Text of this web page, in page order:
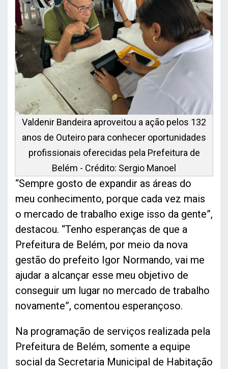
Valdenir Bandeira aproveitou a ação pelos 132
anos de Outeiro para conhecer oportunidades
profissionais oferecidas pela Prefeitura de
Belém - Crédito: Sergio Manoel
“Sempre gosto de expandir as áreas do
meu conhecimento, porque cada vez mais
o mercado de trabalho exige isso da gente”,
destacou. “Tenho esperanças de que a
Prefeitura de Belém, por meio da nova
gestão do prefeito Igor Normando, vai me
ajudar a alcançar esse meu objetivo de
conseguir um lugar no mercado de trabalho
novamente”, comentou esperançoso.
Na programação de serviços realizada pela
Prefeitura de Belém, somente a equipe
social da Secretaria Municipal de Habitação